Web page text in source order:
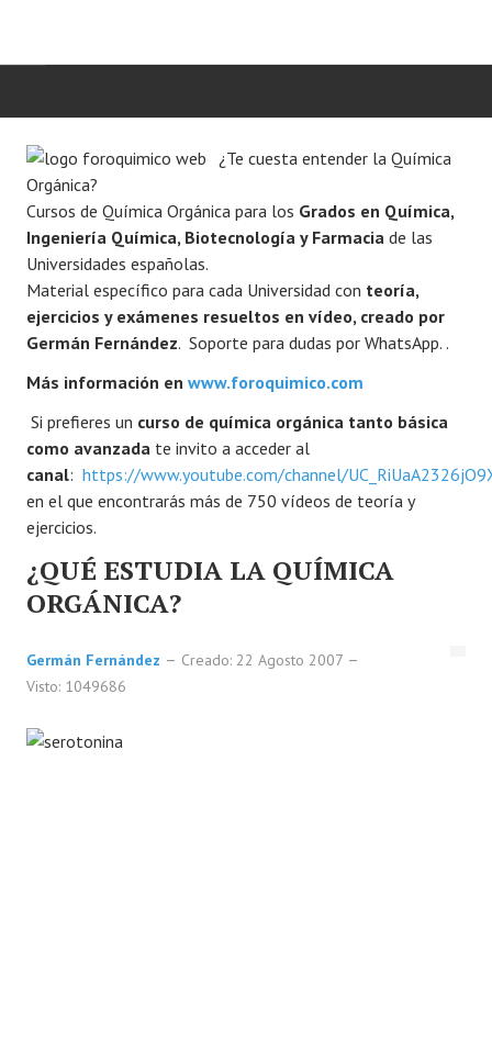
INICIO
QUÍMICA ORGÁNICA
ORGÁNICA AVANZADA
HETEROCICLOS
ESPECTROSCOPÍA
REACCIONES
FORO
LAB
¿Te cuesta entender la Química
Orgánica?
Cursos de Química Orgánica para los Grados en Química,
Ingeniería Química, Biotecnología y Farmacia de las
Universidades españolas.
Material específico para cada Universidad con teoría,
ejercicios y exámenes resueltos en vídeo, creado por
Germán Fernández. Soporte para dudas por WhatsApp. .
Más información en www.foroquimico.com
Si prefieres un curso de química orgánica tanto básica
como avanzada te invito a acceder al
canal: https://www.youtube.com/channel/
en el que encontrarás más de 750 vídeos de teoría y
ejercicios.
¿QUÉ ESTUDIA LA QUÍMICA
ORGÁNICA?
Germán Fernández
Creado: 22 Agosto 2007
Visto: 1049686